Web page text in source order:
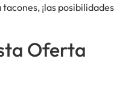
¡las posibilidades
Oferta